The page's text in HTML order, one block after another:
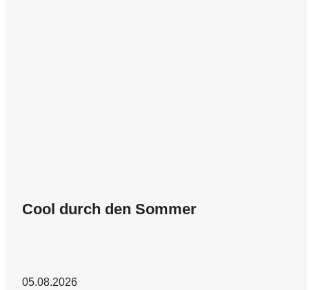
Cool durch den Sommer
05.08.2026